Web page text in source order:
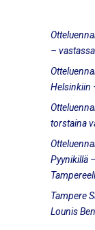
–
Helsinkiin
torstaina
Pyynikillä
Tampere
Lounis